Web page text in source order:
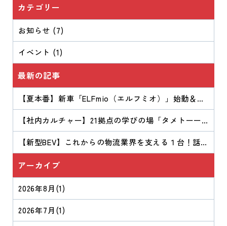
カテゴリー
お知らせ (7)
イベント (1)
最新の記事
【夏本番】新車「ELFmio（エルフミオ）」始動＆
「CONNECT Tシャツ」完成！Ｂ・Ｉの「夏」が始ま
りました！
【社内カルチャー】21拠点の学びの場「タメトーー
ク」をご紹介！
【新型BEV】これからの物流業界を支える１台！話題
の『ELFmio（エルフミオ）』が納車となりました。
アーカイブ
2026年8月 (1)
2026年7月 (1)